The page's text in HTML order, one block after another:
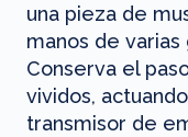
una pieza de
manos de
Conserva el
vividos,
transmisor de